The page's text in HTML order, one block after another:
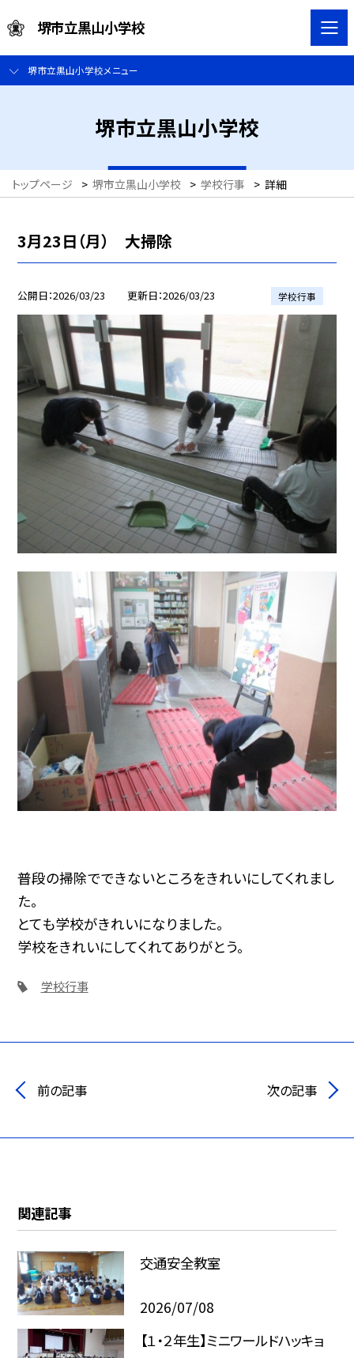
堺市立黒山小学校
堺市立黒山小学校メニュー
堺市立黒山小学校
トップページ > 堺市立黒山小学校 > 学校行事 > 詳細
3月23日（月） 大掃除
公開日 2026/03/23 更新日 2026/03/23 学校行事
普段の掃除でできないところをきれいにしてくれまし
た。
とても学校がきれいになりました。
学校をきれいにしてくれてありがとう。
学校行事
前の記事 次の記事
関連記事
交通安全教室
2026/07/08
【１・２年生】ミニワールドハッキョ